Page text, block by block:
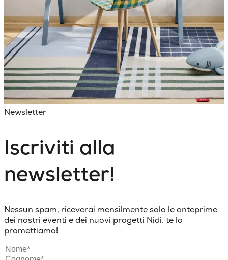
Newsletter
Iscriviti alla
newsletter!
Nessun spam, riceverai mensilmente solo le anteprime
dei nostri eventi e dei nuovi progetti Nidi, te lo
promettiamo!